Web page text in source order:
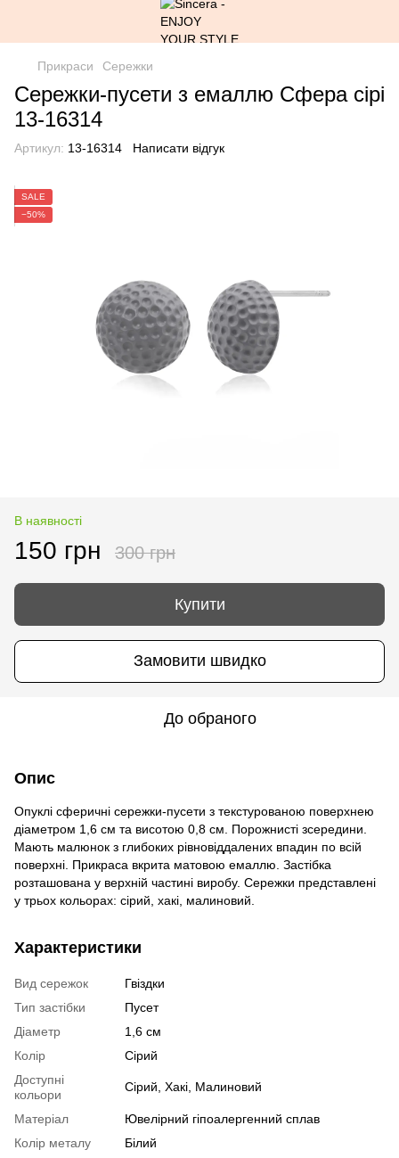
Прикраси Сережки
Сережки-пусети з емаллю Сфера сірі
13-16314
Артикул: 13-16314 Написати відгук
SALE
−50%
В наявності
150 грн 300 грн
Купити
Замовити швидко
До обраного
Опис
Опуклі сферичні сережки-пусети з текстурованою поверхнею
діаметром 1,6 см та висотою 0,8 см. Порожнисті зсередини.
Мають малюнок з глибоких рівновіддалених впадин по всій
поверхні. Прикраса вкрита матовою емаллю. Застібка
розташована у верхній частині виробу. Сережки представлені
у трьох кольорах: сірий, хакі, малиновий.
Характеристики
Вид сережок
Гвіздки
Тип застібки
Пусет
Діаметр
1,6 см
Колір
Сірий
Доступні
кольори
Сірий, Хакі, Малиновий
Матеріал
Ювелірний гіпоалергенний сплав
Колір металу
Білий